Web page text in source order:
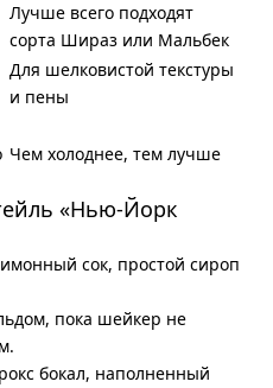
Лучше всего подходят
сорта Шираз или Мальбек
Для шелковистой текстуры
и пены
Чем холоднее, тем лучше
«Нью-Йорк
сок, простой сироп
пока шейкер не
бокал, наполненный